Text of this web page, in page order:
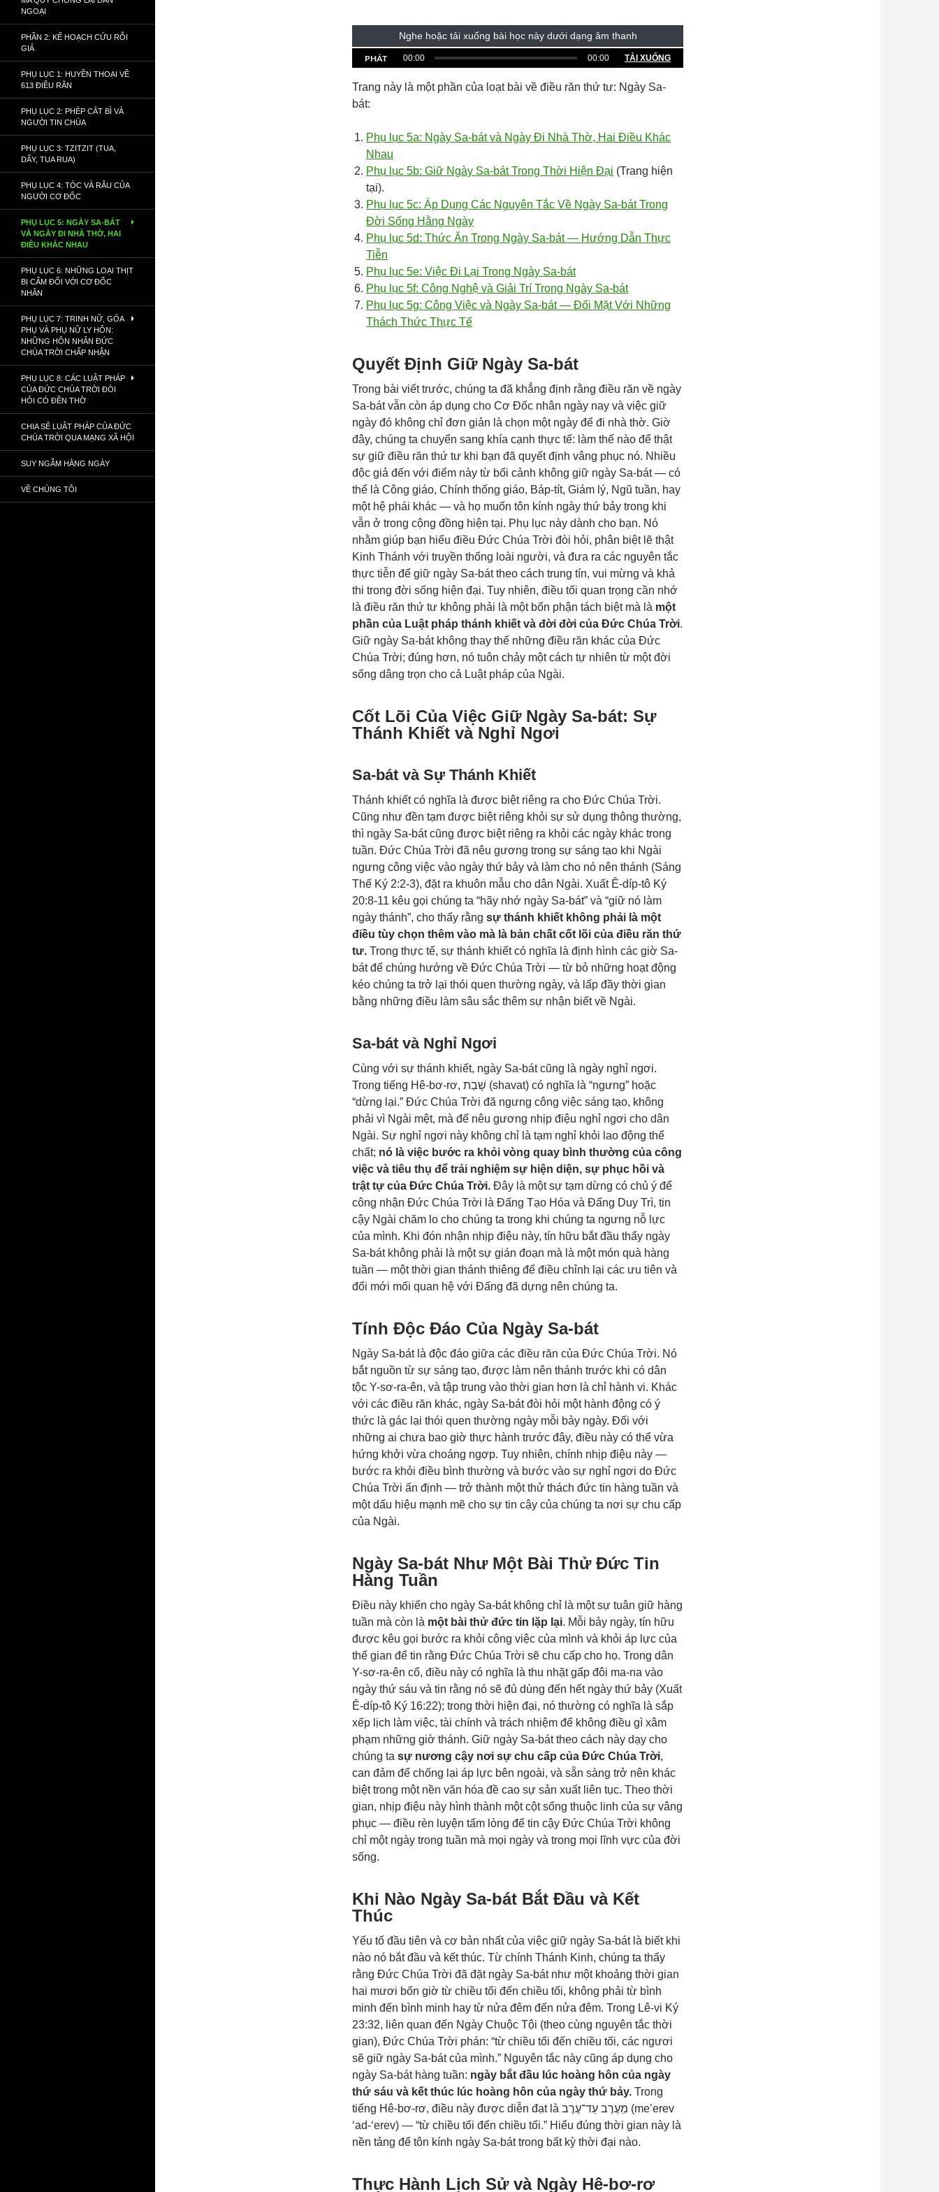
Nghe hoặc tải xuống bài học này dưới dạng âm thanh
PHÁT 00:00 00:00 TẢI XUỐNG
Trang này là một phần của loạt bài về điều răn thứ tư: Ngày Sa-
bát:
Phụ lục 5a: Ngày Sa-bát và Ngày Đi Nhà Thờ, Hai Điều Khác
Nhau
Phụ lục 5b: Giữ Ngày Sa-bát Trong Thời Hiện Đại (Trang hiện
tại).
Phụ lục 5c: Áp Dụng Các Nguyên Tắc Về Ngày Sa-bát Trong
Đời Sống Hằng Ngày
Phụ lục 5d: Thức Ăn Trong Ngày Sa-bát — Hướng Dẫn Thực
Tiễn
Phụ lục 5e: Việc Đi Lại Trong Ngày Sa-bát
Phụ lục 5f: Công Nghệ và Giải Trí Trong Ngày Sa-bát
Phụ lục 5g: Công Việc và Ngày Sa-bát — Đối Mặt Với Những
Thách Thức Thực Tế
Quyết Định Giữ Ngày Sa-bát
Trong bài viết trước, chúng ta đã khẳng định rằng điều răn về ngày
Sa-bát vẫn còn áp dụng cho Cơ Đốc nhân ngày nay và việc giữ
ngày đó không chỉ đơn giản là chọn một ngày để đi nhà thờ. Giờ
đây, chúng ta chuyển sang khía cạnh thực tế: làm thế nào để thật
sự giữ điều răn thứ tư khi bạn đã quyết định vâng phục nó. Nhiều
độc giả đến với điểm này từ bối cảnh không giữ ngày Sa-bát — có
thể là Công giáo, Chính thống giáo, Báp-tít, Giám lý, Ngũ tuần, hay
một hệ phái khác — và họ muốn tôn kính ngày thứ bảy trong khi
vẫn ở trong cộng đồng hiện tại. Phụ lục này dành cho bạn. Nó
nhằm giúp bạn hiểu điều Đức Chúa Trời đòi hỏi, phân biệt lẽ thật
Kinh Thánh với truyền thống loài người, và đưa ra các nguyên tắc
thực tiễn để giữ ngày Sa-bát theo cách trung tín, vui mừng và khả
thi trong đời sống hiện đại. Tuy nhiên, điều tối quan trọng cần nhớ
là điều răn thứ tư không phải là một bổn phận tách biệt mà là một
phần của Luật pháp thánh khiết và đời đời của Đức Chúa Trời.
Giữ ngày Sa-bát không thay thế những điều răn khác của Đức
Chúa Trời; đúng hơn, nó tuôn chảy một cách tự nhiên từ một đời
sống dâng trọn cho cả Luật pháp của Ngài.
Cốt Lõi Của Việc Giữ Ngày Sa-bát: Sự
Thánh Khiết và Nghỉ Ngơi
Sa-bát và Sự Thánh Khiết
Thánh khiết có nghĩa là được biệt riêng ra cho Đức Chúa Trời.
Cũng như đền tạm được biệt riêng khỏi sự sử dụng thông thường,
thì ngày Sa-bát cũng được biệt riêng ra khỏi các ngày khác trong
tuần. Đức Chúa Trời đã nêu gương trong sự sáng tạo khi Ngài
ngưng công việc vào ngày thứ bảy và làm cho nó nên thánh (Sáng
Thế Ký 2:2-3), đặt ra khuôn mẫu cho dân Ngài. Xuất Ê-díp-tô Ký
20:8-11 kêu gọi chúng ta “hãy nhớ ngày Sa-bát” và “giữ nó làm
ngày thánh”, cho thấy rằng sự thánh khiết không phải là một
điều tùy chọn thêm vào mà là bản chất cốt lõi của điều răn thứ
tư. Trong thực tế, sự thánh khiết có nghĩa là định hình các giờ Sa-
bát để chúng hướng về Đức Chúa Trời — từ bỏ những hoạt động
kéo chúng ta trở lại thói quen thường ngày, và lấp đầy thời gian
bằng những điều làm sâu sắc thêm sự nhận biết về Ngài.
Sa-bát và Nghỉ Ngơi
Cùng với sự thánh khiết, ngày Sa-bát cũng là ngày nghỉ ngơi.
Trong tiếng Hê-bơ-rơ, שָׁבַת (shavat) có nghĩa là “ngưng” hoặc
“dừng lại.” Đức Chúa Trời đã ngưng công việc sáng tạo, không
phải vì Ngài mệt, mà để nêu gương nhịp điệu nghỉ ngơi cho dân
Ngài. Sự nghỉ ngơi này không chỉ là tạm nghỉ khỏi lao động thể
chất; nó là việc bước ra khỏi vòng quay bình thường của công
việc và tiêu thụ để trải nghiệm sự hiện diện, sự phục hồi và
trật tự của Đức Chúa Trời. Đây là một sự tạm dừng có chủ ý để
công nhận Đức Chúa Trời là Đấng Tạo Hóa và Đấng Duy Trì, tin
cậy Ngài chăm lo cho chúng ta trong khi chúng ta ngưng nỗ lực
của mình. Khi đón nhận nhịp điệu này, tín hữu bắt đầu thấy ngày
Sa-bát không phải là một sự gián đoạn mà là một món quà hàng
tuần — một thời gian thánh thiêng để điều chỉnh lại các ưu tiên và
đổi mới mối quan hệ với Đấng đã dựng nên chúng ta.
Tính Độc Đáo Của Ngày Sa-bát
Ngày Sa-bát là độc đáo giữa các điều răn của Đức Chúa Trời. Nó
bắt nguồn từ sự sáng tạo, được làm nên thánh trước khi có dân
tộc Y-sơ-ra-ên, và tập trung vào thời gian hơn là chỉ hành vi. Khác
với các điều răn khác, ngày Sa-bát đòi hỏi một hành động có ý
thức là gác lại thói quen thường ngày mỗi bảy ngày. Đối với
những ai chưa bao giờ thực hành trước đây, điều này có thể vừa
hứng khởi vừa choáng ngợp. Tuy nhiên, chính nhịp điệu này —
bước ra khỏi điều bình thường và bước vào sự nghỉ ngơi do Đức
Chúa Trời ấn định — trở thành một thử thách đức tin hàng tuần và
một dấu hiệu mạnh mẽ cho sự tin cậy của chúng ta nơi sự chu cấp
của Ngài.
Ngày Sa-bát Như Một Bài Thử Đức Tin
Hàng Tuần
Điều này khiến cho ngày Sa-bát không chỉ là một sự tuân giữ hàng
tuần mà còn là một bài thử đức tin lặp lại. Mỗi bảy ngày, tín hữu
được kêu gọi bước ra khỏi công việc của mình và khỏi áp lực của
thế gian để tin rằng Đức Chúa Trời sẽ chu cấp cho họ. Trong dân
Y-sơ-ra-ên cổ, điều này có nghĩa là thu nhặt gấp đôi ma-na vào
ngày thứ sáu và tin rằng nó sẽ đủ dùng đến hết ngày thứ bảy (Xuất
Ê-díp-tô Ký 16:22); trong thời hiện đại, nó thường có nghĩa là sắp
xếp lịch làm việc, tài chính và trách nhiệm để không điều gì xâm
phạm những giờ thánh. Giữ ngày Sa-bát theo cách này dạy cho
chúng ta sự nương cậy nơi sự chu cấp của Đức Chúa Trời,
can đảm để chống lại áp lực bên ngoài, và sẵn sàng trở nên khác
biệt trong một nền văn hóa đề cao sự sản xuất liên tục. Theo thời
gian, nhịp điệu này hình thành một cột sống thuộc linh của sự vâng
phục — điều rèn luyện tấm lòng để tin cậy Đức Chúa Trời không
chỉ một ngày trong tuần mà mọi ngày và trong mọi lĩnh vực của đời
sống.
Khi Nào Ngày Sa-bát Bắt Đầu và Kết
Thúc
Yếu tố đầu tiên và cơ bản nhất của việc giữ ngày Sa-bát là biết khi
nào nó bắt đầu và kết thúc. Từ chính Thánh Kinh, chúng ta thấy
rằng Đức Chúa Trời đã đặt ngày Sa-bát như một khoảng thời gian
hai mươi bốn giờ từ chiều tối đến chiều tối, không phải từ bình
minh đến bình minh hay từ nửa đêm đến nửa đêm. Trong Lê-vi Ký
23:32, liên quan đến Ngày Chuộc Tội (theo cùng nguyên tắc thời
gian), Đức Chúa Trời phán: “từ chiều tối đến chiều tối, các ngươi
sẽ giữ ngày Sa-bát của mình.” Nguyên tắc này cũng áp dụng cho
ngày Sa-bát hàng tuần: ngày bắt đầu lúc hoàng hôn của ngày
thứ sáu và kết thúc lúc hoàng hôn của ngày thứ bảy. Trong
tiếng Hê-bơ-rơ, điều này được diễn đạt là מֵעֶרֶב עַד־עֶרֶב (me’erev
‘ad-‘erev) — “từ chiều tối đến chiều tối.” Hiểu đúng thời gian này là
nền tảng để tôn kính ngày Sa-bát trong bất kỳ thời đại nào.
Thực Hành Lịch Sử và Ngày Hê-bơ-rơ
NGOẠI
PHẦN 2: KẾ HOẠCH CỨU RỖI
GIẢ
PHỤ LỤC 1: HUYỀN THOẠI VỀ
613 ĐIỀU RĂN
PHỤ LỤC 2: PHÉP CẮT BÌ VÀ
NGƯỜI TIN CHÚA
PHỤ LỤC 3: TZITZIT (TUA,
DÂY, TUA RUA)
PHỤ LỤC 4: TÓC VÀ RÂU CỦA
NGƯỜI CƠ ĐỐC
PHỤ LỤC 5: NGÀY SA-BÁT
VÀ NGÀY ĐI NHÀ THỜ, HAI
ĐIỀU KHÁC NHAU
PHỤ LỤC 6: NHỮNG LOẠI THỊT
BỊ CẤM ĐỐI VỚI CƠ ĐỐC
NHÂN
PHỤ LỤC 7: TRINH NỮ, GÓA
PHỤ VÀ PHỤ NỮ LY HÔN:
NHỮNG HÔN NHÂN ĐỨC
CHÚA TRỜI CHẤP NHẬN
PHỤ LỤC 8: CÁC LUẬT PHÁP
CỦA ĐỨC CHÚA TRỜI ĐÒI
HỎI CÓ ĐỀN THỜ
CHIA SẺ LUẬT PHÁP CỦA ĐỨC
CHÚA TRỜI QUA MẠNG XÃ HỘI
SUY NGẪM HẰNG NGÀY
VỀ CHÚNG TÔI